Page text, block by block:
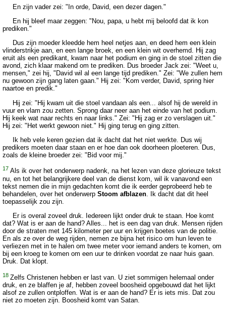
En zijn vader zei: "In orde, David, een dezer dagen."
En hij bleef maar zeggen: "Nou, papa, u hebt mij beloofd dat ik kon
prediken."
Dus zijn moeder kleedde hem heel netjes aan, en deed hem een klein
vlinderstrikje aan, en een lange broek, en een klein wit overhemd. Hij zag
eruit als een predikant, kwam naar het podium en ging in de stoel zitten die
avond, zich klaar makend om te prediken. Dus broeder Jack zei: "Weet u,
mensen," zei hij, "David wil al een lange tijd prediken." Zei: "We zullen hem
nu gewoon zijn gang laten gaan." Hij zei: "Kom verder, David, spring hier
naartoe en predik."
Hij zei: "Hij kwam uit die stoel vandaan als een... alsof hij de wereld in
vuur en vlam zou zetten. Sprong daar neer aan het einde van het podium.
Hij keek wat naar rechts en naar links." Zei: "Hij zag er zo verslagen uit."
Hij zei: "Het werkt gewoon niet." Hij ging terug en ging zitten.
Ik heb vele keren gezien dat ik dacht dat het niet werkte. Dus wij
predikers moeten daar staan en er hoe dan ook doorheen ploeteren. Dus,
zoals de kleine broeder zei: "Bid voor mij."
17 Als ik over het onderwerp nadenk, na het lezen van deze glorieuze tekst
nu, en tot het belangrijkere deel van de dienst kom, wil ik vanavond een
tekst nemen die in mijn gedachten komt die ik eerder geprobeerd heb te
behandelen, over het onderwerp Stoom afblazen . Ik dacht dat dit heel
toepasselijk zou zijn.
Er is overal zoveel druk. Iedereen lijkt onder druk te staan. Hoe komt
dat? Wat is er aan de hand? Alles... het is een dag van druk. Mensen rijden
door de straten met 145 kilometer per uur en krijgen boetes van de politie.
En als ze over de weg rijden, nemen ze bijna het risico om hun leven te
verliezen met in te halen om twee meter voor iemand anders te komen, om
bij een kroeg te komen om een uur te drinken voordat ze naar huis gaan.
Druk. Dat klopt.
18 Zelfs Christenen hebben er last van. U ziet sommigen helemaal onder
druk, en ze blaffen je af, hebben zoveel boosheid opgebouwd dat het lijkt
alsof ze zullen ontploffen. Wat is er aan de hand? Er is iets mis. Dat zou
niet zo moeten zijn. Boosheid komt van Satan.